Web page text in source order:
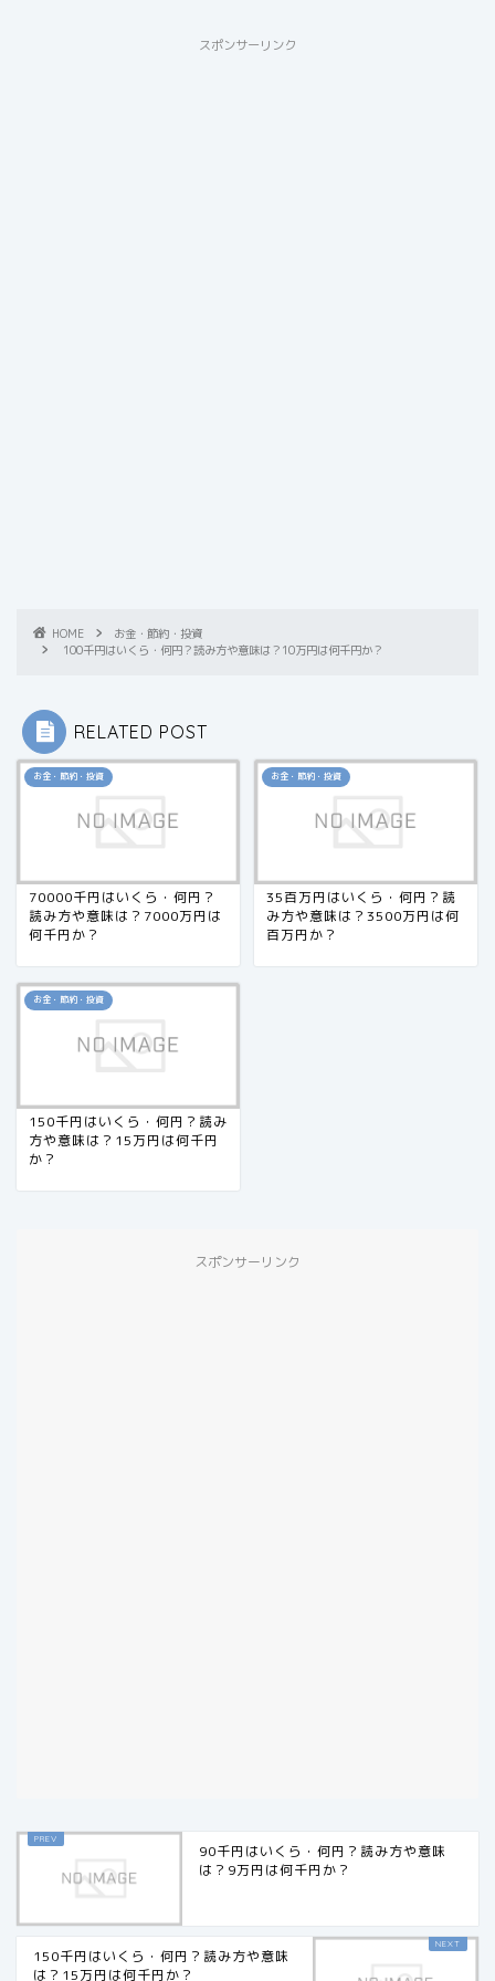
スポンサーリンク
HOME
お金・節約・投資
100千円はいくら・何円？読み方や意味は？10万円は何千円か？
RELATED POST
お金・節約・投資
70000千円はいくら・何円？
読み方や意味は？7000万円は
何千円か？
お金・節約・投資
35百万円はいくら・何円？読
み方や意味は？3500万円は何
百万円か？
お金・節約・投資
150千円はいくら・何円？読み
方や意味は？15万円は何千円
か？
スポンサーリンク
90千円はいくら・何円？読み方や意味
は？9万円は何千円か？
150千円はいくら・何円？読み方や意味
は？15万円は何千円か？